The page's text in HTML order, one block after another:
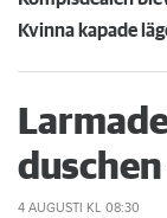
4 AUGUSTI KL 08:30